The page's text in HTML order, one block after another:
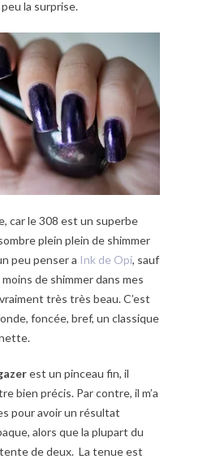
la surprise.
car le 308 est un superbe
plein plein de shimmer
peu penser a Ink de Opi, sauf
de shimmer dans mes
très très beau. C’est
foncée, bref, un classique
est un pinceau fin, il
bien précis. Par contre, il m’a
pour avoir un résultat
alors que la plupart du
de deux. La tenue est